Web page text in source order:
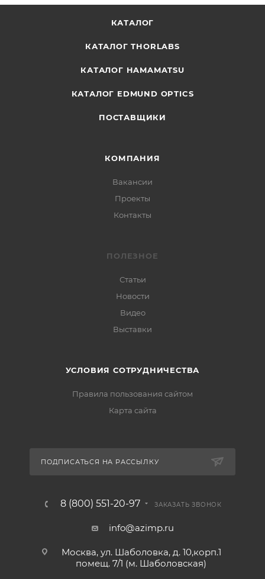
КАТАЛОГ
КАТАЛОГ THORLABS
КАТАЛОГ HAMAMATSU
КАТАЛОГ EDMUND OPTICS
ПОСТАВЩИКИ
КОМПАНИЯ
Вакансии
Проекты
Контакты
ПОЛЕЗНОЕ
Статьи
Новости
Видео
Выставки
УСЛОВИЯ СОТРУДНИЧЕСТВА
Правила пользования сайтом
Карта сайта
ПОДПИСАТЬСЯ НА РАССЫЛКУ
8 (800) 551-20-97 ЗАКАЗАТЬ ЗВОНОК
info@azimp.ru
Москва, ул. Шаболовка, д. 10,корп.1
помещ. 7/1 (м. Шаболовская)